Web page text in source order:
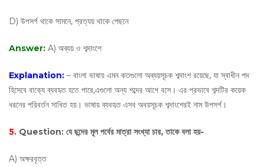
D) উপসর্গ থাকে সামনে, প্রত্যয় থাকে পেছনে
Answer: A) অব্যয় ও শব্দাংশে
Explanation: – বাংলা ভাষায় এমন কতগুলাে অব্যয়সূচক শব্দাংশ রয়েছে, যা স্বাধীন পদ
হিসেবে বাক্যে ব্যবহৃত হতে পারে,এগুলাে অন্য শব্দের আগে বসে। এর প্রভাবে শব্দটির কয়েক
ধরনের পরিবর্তন সাধিত হয়। ভাষায় ব্যবহৃত এসব অবয়সূচক শব্দাংশেরই নাম উপসর্গ।
5. Question: যে ছন্দের মূল পর্বের মাত্রা সংখ্যা চার, তাকে বলা হয়-
A) অক্ষরবৃত্ত